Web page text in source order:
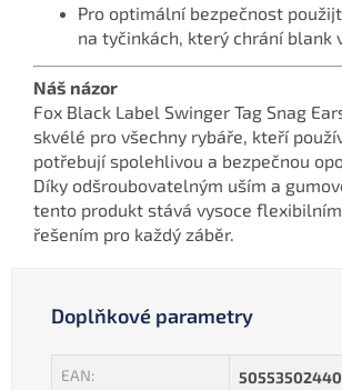
Pro optimální bezpečnost
na tyčinkách, který chrání blank
Náš názor
Fox Black Label Swinger Tag Snag
skvélé pro všechny rybáře, kteří
potřebují spolehlivou a bezpečnou
Díky odšroubovatelným uším a
tento produkt stává vysoce
řešením pro každý záběr.
Doplňkové parametry
EAN: